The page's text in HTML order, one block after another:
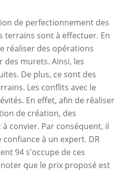
de perfectionnement des
terrains sont à effectuer. En
réaliser des opérations
murets. Ainsi, les
De plus, ce sont des
Les conflits avec le
En effet, afin de réaliser
de création, des
convier. Par conséquent, il
à un expert. DR
94 s'occupe de ces
que le prix proposé est